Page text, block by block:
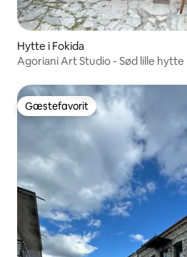
Hytte i Fokida
Agoriani Art Studio - Sød lille hytte
Gæstefavorit
Gæstefavorit